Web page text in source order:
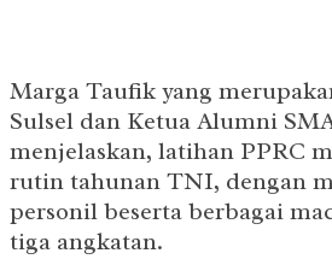
Marga Taufik yang
Sulsel dan Ketua Alumni
menjelaskan, latihan PPRC
rutin tahunan TNI, dengan
personil beserta berbagai
tiga angkatan.